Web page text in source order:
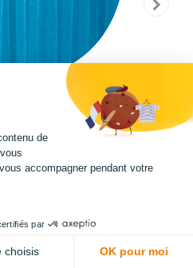
Pantone 17-4540 TPG fait partie de
une exceptionnelle qualité en
de
accompagner pendant votre
par
choisis OK pour moi